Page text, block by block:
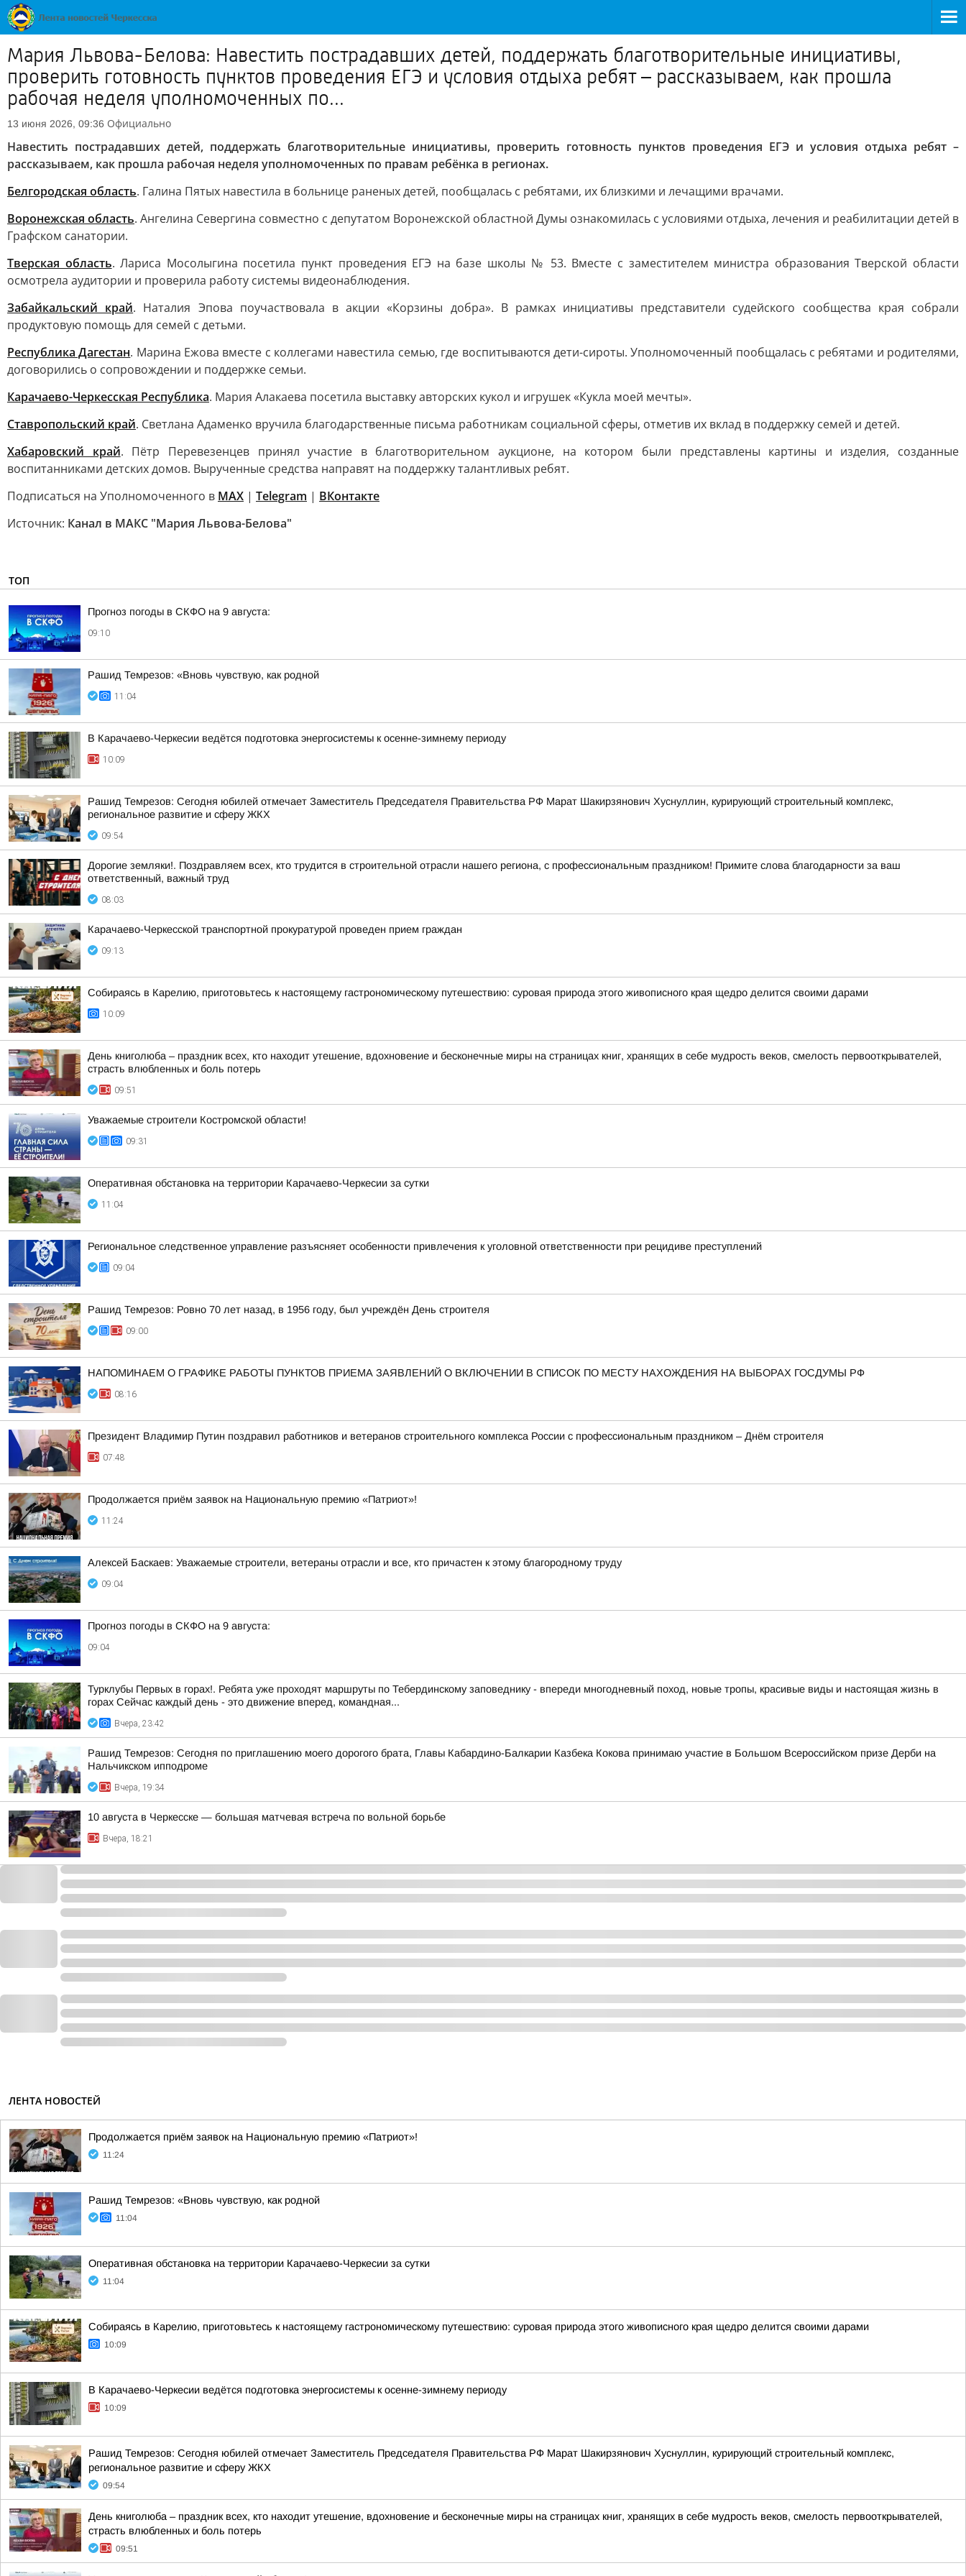
Мария Львова-Белова: Навестить пострадавших детей, поддержать благотворительные инициативы,
проверить готовность пунктов проведения ЕГЭ и условия отдыха ребят – рассказываем, как прошла
рабочая неделя уполномоченных по...
13 июня 2026, 09:36 Официально
Навестить пострадавших детей, поддержать благотворительные инициативы, проверить готовность пунктов проведения ЕГЭ и условия отдыха ребят –
рассказываем, как прошла рабочая неделя уполномоченных по правам ребёнка в регионах.
Белгородская область. Галина Пятых навестила в больнице раненых детей, пообщалась с ребятами, их близкими и лечащими врачами.
Воронежская область. Ангелина Севергина совместно с депутатом Воронежской областной Думы ознакомилась с условиями отдыха, лечения и реабилитации детей в
Графском санатории.
Тверская область. Лариса Мосолыгина посетила пункт проведения ЕГЭ на базе школы № 53. Вместе с заместителем министра образования Тверской области
осмотрела аудитории и проверила работу системы видеонаблюдения.
Забайкальский край. Наталия Эпова поучаствовала в акции «Корзины добра». В рамках инициативы представители судейского сообщества края собрали
продуктовую помощь для семей с детьми.
Республика Дагестан. Марина Ежова вместе с коллегами навестила семью, где воспитываются дети-сироты. Уполномоченный пообщалась с ребятами и родителями,
договорились о сопровождении и поддержке семьи.
Карачаево-Черкесская Республика. Мария Алакаева посетила выставку авторских кукол и игрушек «Кукла моей мечты».
Ставропольский край. Светлана Адаменко вручила благодарственные письма работникам социальной сферы, отметив их вклад в поддержку семей и детей.
Хабаровский край. Пётр Перевезенцев принял участие в благотворительном аукционе, на котором были представлены картины и изделия, созданные
воспитанниками детских домов. Вырученные средства направят на поддержку талантливых ребят.
Подписаться на Уполномоченного в MAX | Telegram | ВКонтакте
Источник: Канал в МАКС "Мария Львова-Белова"
ТОП
Прогноз погоды в СКФО на 9 августа:
09:10
Рашид Темрезов: «Вновь чувствую, как родной
11:04
В Карачаево-Черкесии ведётся подготовка энергосистемы к осенне-зимнему периоду
10:09
Рашид Темрезов: Сегодня юбилей отмечает Заместитель Председателя Правительства РФ Марат Шакирзянович Хуснуллин, курирующий строительный комплекс,
региональное развитие и сферу ЖКХ
09:54
Дорогие земляки!. Поздравляем всех, кто трудится в строительной отрасли нашего региона, с профессиональным праздником! Примите слова благодарности за ваш
ответственный, важный труд
08:03
Карачаево-Черкесской транспортной прокуратурой проведен прием граждан
09:13
Собираясь в Карелию, приготовьтесь к настоящему гастрономическому путешествию: суровая природа этого живописного края щедро делится своими дарами
10:09
День книголюба – праздник всех, кто находит утешение, вдохновение и бесконечные миры на страницах книг, хранящих в себе мудрость веков, смелость первооткрывателей,
страсть влюбленных и боль потерь
09:51
Уважаемые строители Костромской области!
09:31
Оперативная обстановка на территории Карачаево-Черкесии за сутки
11:04
Региональное следственное управление разъясняет особенности привлечения к уголовной ответственности при рецидиве преступлений
09:04
Рашид Темрезов: Ровно 70 лет назад, в 1956 году, был учреждён День строителя
09:00
НАПОМИНАЕМ О ГРАФИКЕ РАБОТЫ ПУНКТОВ ПРИЕМА ЗАЯВЛЕНИЙ О ВКЛЮЧЕНИИ В СПИСОК ПО МЕСТУ НАХОЖДЕНИЯ НА ВЫБОРАХ ГОСДУМЫ РФ
08:16
Президент Владимир Путин поздравил работников и ветеранов строительного комплекса России с профессиональным праздником – Днём строителя
07:48
Продолжается приём заявок на Национальную премию «Патриот»!
11:24
Алексей Баскаев: Уважаемые строители, ветераны отрасли и все, кто причастен к этому благородному труду
09:04
Прогноз погоды в СКФО на 9 августа:
09:04
Турклубы Первых в горах!. Ребята уже проходят маршруты по Тебердинскому заповеднику - впереди многодневный поход, новые тропы, красивые виды и настоящая жизнь в
горах Сейчас каждый день - это движение вперед, командная...
Вчера, 23:42
Рашид Темрезов: Сегодня по приглашению моего дорогого брата, Главы Кабардино-Балкарии Казбека Кокова принимаю участие в Большом Всероссийском призе Дерби на
Нальчикском ипподроме
Вчера, 19:34
10 августа в Черкесске — большая матчевая встреча по вольной борьбе
Вчера, 18:21
ЛЕНТА НОВОСТЕЙ
Продолжается приём заявок на Национальную премию «Патриот»!
11:24
Рашид Темрезов: «Вновь чувствую, как родной
11:04
Оперативная обстановка на территории Карачаево-Черкесии за сутки
11:04
Собираясь в Карелию, приготовьтесь к настоящему гастрономическому путешествию: суровая природа этого живописного края щедро делится своими дарами
10:09
В Карачаево-Черкесии ведётся подготовка энергосистемы к осенне-зимнему периоду
10:09
Рашид Темрезов: Сегодня юбилей отмечает Заместитель Председателя Правительства РФ Марат Шакирзянович Хуснуллин, курирующий строительный комплекс,
региональное развитие и сферу ЖКХ
09:54
День книголюба – праздник всех, кто находит утешение, вдохновение и бесконечные миры на страницах книг, хранящих в себе мудрость веков, смелость первооткрывателей,
страсть влюбленных и боль потерь
09:51